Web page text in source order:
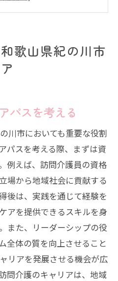
ルアップ方法
感じるやりがい
での訪問介護の魅力
介護の重要性
会に果たす役割
見つけるやりがい
ュニケーションの重要
地域社会との繋がり
得られる達成感
もたらす紀の川市の新
加の背景
歌山県紀の川市
パスを考える
川市においても重要な役割
パスを考える際、まずは資
例えば、訪問介護員の資格
場から地域社会に貢献する
後は、実践を通じて経験を
アを提供できるスキルを身
また、リーダーシップの役
全体の質を向上させること
リアを発展させる機会が広
問介護のキャリアは、地域